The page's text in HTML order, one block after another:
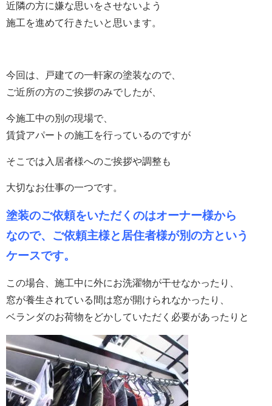
近隣の方に嫌な思いをさせないよう
施工を進めて行きたいと思います。
今回は、戸建ての一軒家の塗装なので、
ご近所の方のご挨拶のみでしたが、
今施工中の別の現場で、
賃貸アパートの施工を行っているのですが
そこでは入居者様へのご挨拶や調整も
大切なお仕事の一つです。
塗装のご依頼をいただくのはオーナー様から
なので、ご依頼主様と居住者様が別の方という
ケースです。
この場合、施工中に外にお洗濯物が干せなかったり、
窓が養生されている間は窓が開けられなかったり、
ベランダのお荷物をどかしていただく必要があったりと